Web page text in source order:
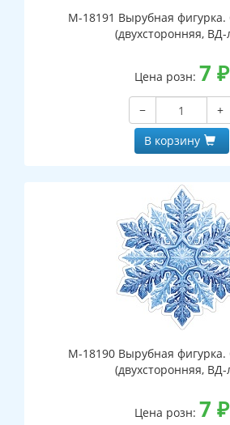
М-18191 Вырубная
(двухсторонняя, ВД-
Цена розн: 7 ₽
−
+
В корзину
М-18190 Вырубная
(двухсторонняя, ВД-
Цена розн: 7 ₽